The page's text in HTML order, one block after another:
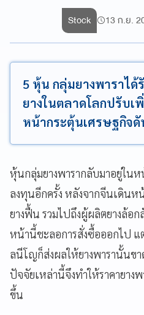
Stock 13 ก.ย.
5 หุ้น กลุ่มยางพาราได้
ยางในตลาดโลกปรับเ
หน้ากระตุ้นเศรษฐกิจ
หุ้นกลุ่มยางพารากลับมาอยู่ใน
ลงทุนอีกครั้ง หลังจากจีนเดินห
ยางฟื้น รวมไปถึงผู้ผลิตยางล้อ
หน้านี้ชะลอการสั่งซื้อออกไป
ลนีโญก็ส่งผลให้ยางพารานั้นข
ปัจจัยเหล่านี้จึงทำให้ราคายาง
ขึ้น